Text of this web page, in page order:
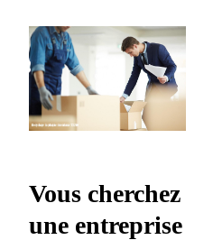
Vous cherchez
une entreprise